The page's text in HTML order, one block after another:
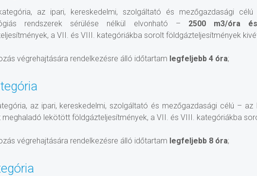
az ipari, kereskedelmi, szolgáltató és mezőgazdasági
rendszerek sérülése nélkül elvonható – 2500 m3/óra
a VII. és VIII. kategóriákba sorolt földgázteljesítmények
végrehajtására rendelkezésre álló időtartam legfeljebb 4 óra;
az ipari, kereskedelmi, szolgáltató és mezőgazdasági célú –
lekötött földgázteljesítmények, a VII. és VIII. kategóriákba
végrehajtására rendelkezésre álló időtartam legfeljebb 8 óra;